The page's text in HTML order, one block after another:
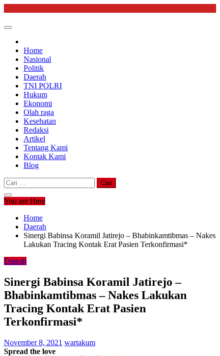
content
Home
Nasional
Politik
Daerah
TNI POLRI
Hukum
Ekonomi
Olah raga
Kesehatan
Redaksi
Artikel
Tentang Kami
Kontak Kami
Blog
Cari
untuk:
You are Here
Home
Daerah
Sinergi Babinsa Koramil Jatirejo – Bhabinkamtibmas – Nakes
Lakukan Tracing Kontak Erat Pasien Terkonfirmasi*
Daerah
Sinergi Babinsa Koramil Jatirejo –
Bhabinkamtibmas – Nakes Lakukan
Tracing Kontak Erat Pasien
Terkonfirmasi*
November 8, 2021 wartakum
Spread the love